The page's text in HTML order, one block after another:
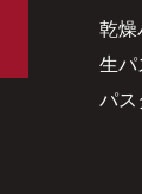
乾燥
生パ
パス